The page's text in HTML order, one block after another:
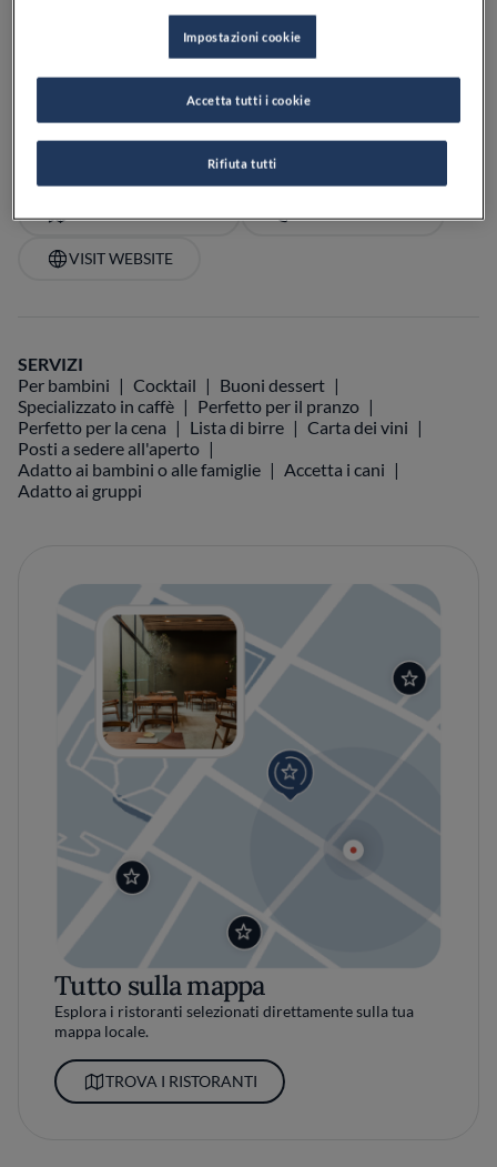
APERTO VEDI ORARI
VEDI SULLA MAPPA +39 090 958 7066
VISIT WEBSITE
SERVIZI
Per bambini
Cocktail
Buoni dessert
Specializzato in caffè
Perfetto per il pranzo
Perfetto per la cena
Lista di birre
Carta dei vini
Posti a sedere all'aperto
Adatto ai bambini o alle famiglie
Accetta i cani
Adatto ai gruppi
Tutto sulla mappa
Esplora i ristoranti selezionati direttamente sulla tua
mappa locale.
TROVA I RISTORANTI
Impostazioni cookie
Rifiuta tutti
Accetta tutti i cookie